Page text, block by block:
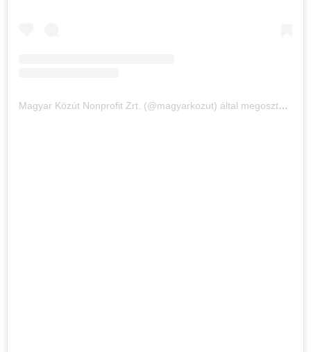
Magyar Közút Nonprofit Zrt. (@magyarkozut) által megosztott bejegyzés